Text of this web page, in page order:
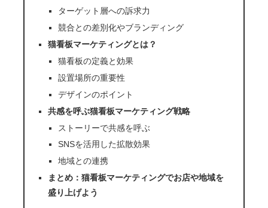
ターゲット層への訴求力
競合との差別化やブランディング
猫看板マーケティングとは？
猫看板の定義と効果
設置場所の重要性
デザインのポイント
共感を呼ぶ猫看板マーケティング戦略
ストーリーで共感を呼ぶ
SNSを活用した拡散効果
地域との連携
まとめ：猫看板マーケティングでお店や地域を
盛り上げよう